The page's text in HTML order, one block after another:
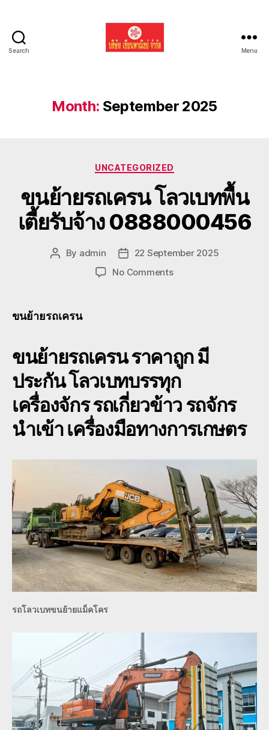
Search
รถ
แบค
Menu
Month: September 2025
Categories
UNCATEGORIZED
ขนย้ายรถเครน โลวเบทพื้น
เตี้ยรับจ้าง 0888000456
Post
By admin
Post
date
22 September 2025
No Commentson
เตี้ย
รับจ้าง
0888000456
ขนย้ายรถเครน
ขนย้ายรถเครนราคาถูก มี
ประกัน โลวเบทบรรทุก
เครื่องจักร รถเกี่ยวข้าว รถจักร
นำเข้า เครื่องมือทางการเกษตร
รถโลวเบทขนย้ายแม็คโคร